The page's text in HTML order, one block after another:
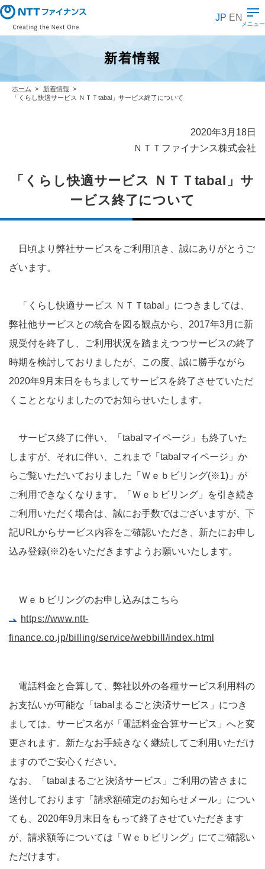
メ
イ
ス
JP EN
メニュー
新着情報
ホーム
新着情報
「くらし快適サービス ＮＴＴtabal」サービス終了について
2020年3月18日
ＮＴＴファイナンス株式会社
「くらし快適サービス ＮＴＴtabal」サ
ービス終了について
日頃より弊社サービスをご利用頂き、誠にありがとうご
ざいます。
「くらし快適サービス ＮＴＴtabal」につきましては、
弊社他サービスとの統合を図る観点から、2017年3月に新
規受付を終了し、ご利用状況を踏まえつつサービスの終了
時期を検討しておりましたが、この度、誠に勝手ながら
2020年9月末日をもちましてサービスを終了させていただ
くこととなりましたのでお知らせいたします。
サービス終了に伴い、「tabalマイページ」も終了いた
しますが、それに伴い、これまで「tabalマイページ」か
らご覧いただいておりました「Ｗｅｂビリング(※1)」が
ご利用できなくなります。「Ｗｅｂビリング」を引き続き
ご利用いただく場合は、誠にお手数ではございますが、下
記URLからサービス内容をご確認いただき、新たにお申し
込み登録(※2)をいただきますようお願いいたします。
Ｗｅｂビリングのお申し込みはこちら
https://www.ntt-
finance.co.jp/billing/service/webbill/index.html
電話料金と合算して、弊社以外の各種サービス利用料の
お支払いが可能な「tabalまるごと決済サービス」につき
ましては、サービス名が「電話料金合算サービス」へと変
更されます。新たなお手続きなく継続してご利用いただけ
ますのでご安心ください。
なお、「tabalまるごと決済サービス」ご利用の皆さまに
送付しております「請求額確定のお知らせメール」につい
ても、2020年9月末日をもって終了させていただきます
が、請求額等については「Ｗｅｂビリング」にてご確認い
ただけます。